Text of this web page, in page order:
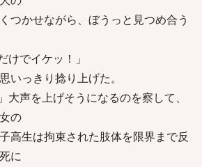
つかせながら、ぼうっと見つめ合う
けでイケッ！」
いっきり捻り上げた。
大声を上げそうになるのを察して、
の
高生は拘束された肢体を限界まで反
に